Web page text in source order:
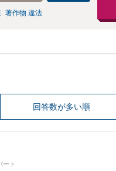
著作物 違法
回答数が多い順
ート